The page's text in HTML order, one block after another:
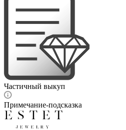
Частичный выкуп
Примечание-подсказка